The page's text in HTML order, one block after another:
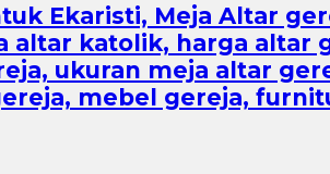
Ekaristi, Meja Altar
altar katolik, harga altar
ukuran meja altar
mebel gereja,